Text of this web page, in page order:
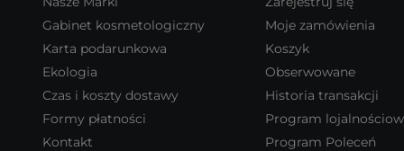
Gabinet kosmetologiczny
Karta podarunkowa
Ekologia
Czas i koszty dostawy
Formy płatności
Kontakt
Moje zamówienia
Koszyk
Obserwowane
Historia transakcji
Program
Program Poleceń